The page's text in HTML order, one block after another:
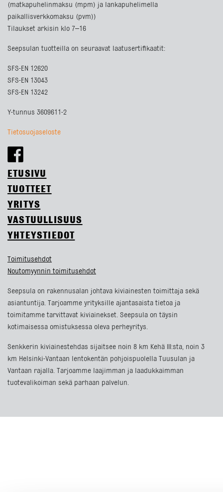
(matkapuhelinmaksu (mpm) ja lankapuhelimella
paikallisverkkomaksu (pvm))
Tilaukset arkisin klo 7–16
Seepsulan tuotteilla on seuraavat laatusertifikaatit:
SFS-EN 12620
SFS-EN 13043
SFS-EN 13242
Y-tunnus 3609611-2
Tietosuojaseloste
ETUSIVU
TUOTTEET
YRITYS
VASTUULLISUUS
YHTEYSTIEDOT
Toimitusehdot
Noutomyynnin toimitusehdot
Seepsula on rakennusalan johtava kiviainesten toimittaja sekä
asiantuntija. Tarjoamme yrityksille ajantasaista tietoa ja
toimitamme tarvittavat kiviainekset. Seepsula on täysin
kotimaisessa omistuksessa oleva perheyritys.
Senkkerin kiviainestehdas sijaitsee noin 8 km Kehä III:sta, noin 3
km Helsinki-Vantaan lentokentän pohjoispuolella Tuusulan ja
Vantaan rajalla. Tarjoamme laajimman ja laadukkaimman
tuotevalikoiman sekä parhaan palvelun.